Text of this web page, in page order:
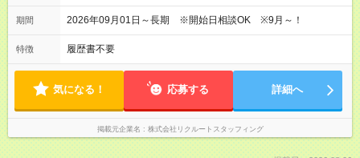
期間 2026年09月01日～長期 ※開始日相談OK ※9月～！
特徴 履歴書不要
気になる！ 応募する 詳細へ
掲載元企業名 株式会社リクルートスタッフィング